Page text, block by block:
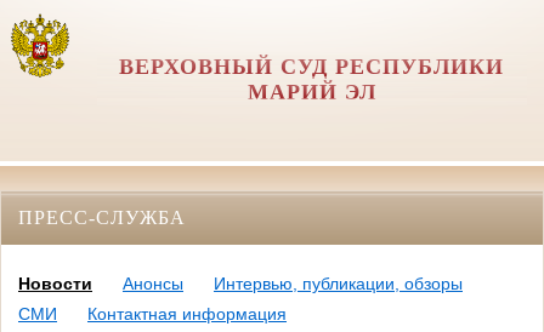
ВЕРХОВНЫЙ СУД РЕСПУБЛИКИ
МАРИЙ ЭЛ
ПРЕСС-СЛУЖБА
Новости Анонсы
Интервью, публикации, обзоры
СМИ
Контактная информация